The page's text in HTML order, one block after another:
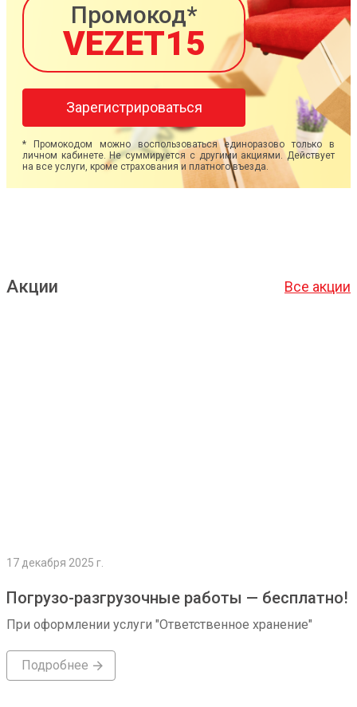
Промокод*
VEZET15
Зарегистрироваться
* Промокодом можно воспользоваться единоразово только в
личном кабинете. Не суммируется с другими акциями. Действует
на все услуги, кроме страхования и платного въезда.
Акции Все акции
17 декабря 2025 г.
Погрузо-разгрузочные работы — бесплатно!
При оформлении услуги "Ответственное хранение"
Подробнее